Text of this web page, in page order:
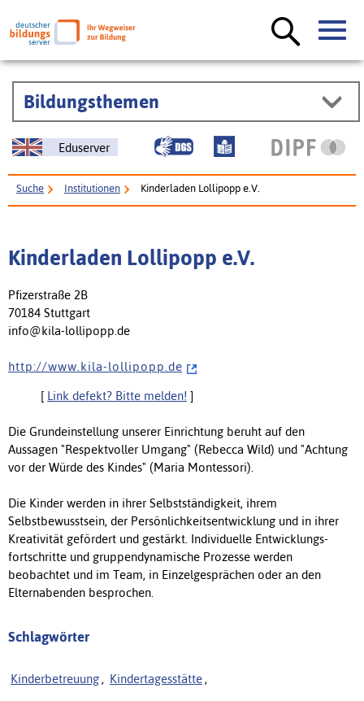
Bildungsthemen
Eduserver
Suche Institutionen Kinderladen Lollipopp e.V.
Kinderladen Lollipopp e.V.
Pfizerstraße 2B
70184 Stuttgart
info@kila-lollipopp.de
h t t p : / / w w w . k i l a - l o l l i p o p p . d e
[ Link defekt? Bitte melden! ]
Die Grundeinstellung unserer Einrichtung beruht auf den
Aussagen "Respektvoller Umgang" (Rebecca Wild) und "Achtung
vor der Würde des Kindes" (Maria Montessori).
Die Kinder werden in ihrer Selbstständigkeit, ihrem
Selbstbewusstsein, der Per­sön­lich­keits­entwicklung und in ihrer
Kreativität gefördert und gestärkt. Individuelle Entwicklungs­
fortschritte und gruppendynamische Prozesse werden
beobachtet und im Team, in Einzelgesprächen oder an den
Elternabenden besprochen.
Schlagwörter
Kinderbetreuung , Kindertagesstätte ,